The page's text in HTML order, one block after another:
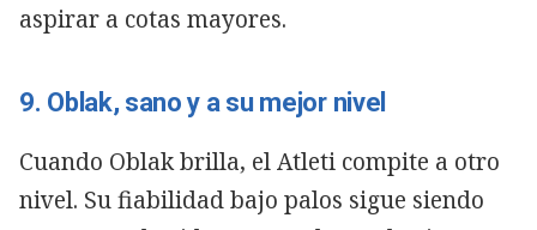
aspirar a cotas mayores.
9. Oblak, sano y a su mejor nivel
Cuando Oblak brilla, el Atleti compite a otro
nivel. Su fiabilidad bajo palos sigue siendo